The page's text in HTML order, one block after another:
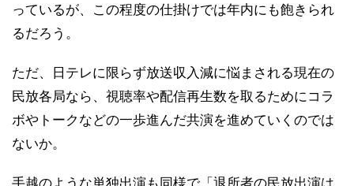
っているが、この程度の仕掛けでは年内にも飽きられ
るだろう。
ただ、日テレに限らず放送収入減に悩まされる現在の
民放各局なら、視聴率や配信再生数を取るためにコラ
ボやトークなどの一歩進んだ共演を進めていくのでは
ないか。
手越のような単独出演も同様で「退所者の民放出演は